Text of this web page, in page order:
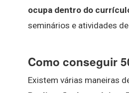
ocupa dentro do
seminários e atividades
Como conseguir
Existem várias maneiras